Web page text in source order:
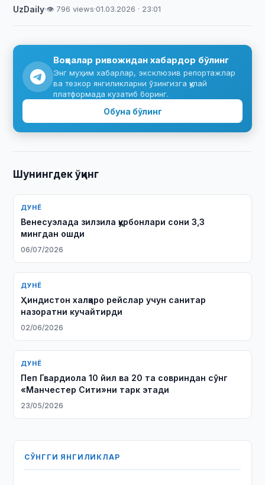
UzDaily·👁 796 views·01.03.2026 · 23:01
Воқеалар ривожидан хабардор бўлинг
Энг муҳим хабарлар, эксклюзив репортажлар
ва тезкор янгиликларни ўзингизга қулай
платформада кузатиб боринг.
Обуна бўлинг
Шунингдек ўқинг
ДУНЁ
Венесуэлада зилзила қурбонлари сони 3,3
мингдан ошди
06/07/2026
ДУНЁ
Ҳиндистон халқаро рейслар учун санитар
назоратни кучайтирди
02/06/2026
ДУНЁ
Пеп Гвардиола 10 йил ва 20 та совриндан сўнг
«Манчестер Сити»ни тарк этади
23/05/2026
СЎНГГИ ЯНГИЛИКЛАР